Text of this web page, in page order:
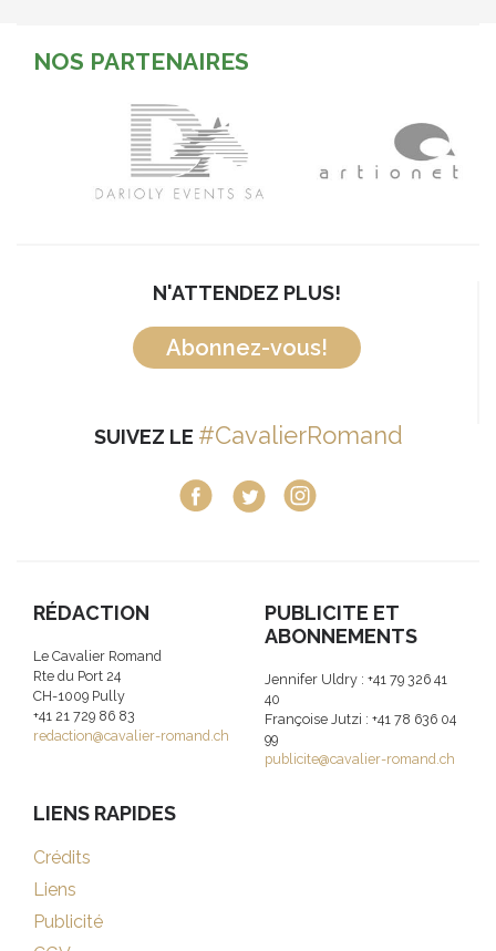
NOS PARTENAIRES
N'ATTENDEZ PLUS!
Abonnez-vous!
SUIVEZ LE #CavalierRomand
RÉDACTION
Le Cavalier Romand
Rte du Port 24
CH-1009 Pully
+41 21 729 86 83
redaction@cavalier-romand.ch
PUBLICITE ET
ABONNEMENTS
Jennifer Uldry : +41 79 326 41
40
Françoise Jutzi : +41 78 636 04
99
publicite@cavalier-romand.ch
LIENS RAPIDES
Crédits
Liens
Publicité